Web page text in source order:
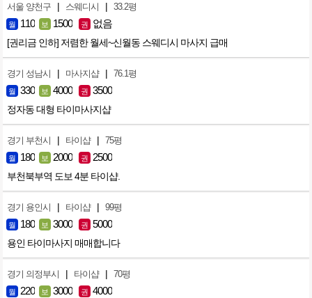
서울 양천구 | 스웨디시 | 33.2평
월 110 보 1500 권 없음
[권리금 인하] 저렴한 월세~신월동 스웨디시 마사지 급매
경기 성남시 | 마사지샵 | 76.1평
월 330 보 4000 권 3500
정자동 대형 타이마사지샵
경기 부천시 | 타이샵 | 75평
월 180 보 2000 권 2500
부천북부역 도보 4분 타이샵.
경기 용인시 | 타이샵 | 99평
월 180 보 3000 권 5000
용인 타이마사지 매매합니다
경기 의정부시 | 타이샵 | 70평
월 220 보 3000 권 4000